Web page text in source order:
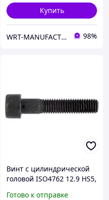
Купить
WRT-MANUFACTURING 98%
Винт с цилиндрической
головой ISO4762 12.9 HS5,
Готово к отправке